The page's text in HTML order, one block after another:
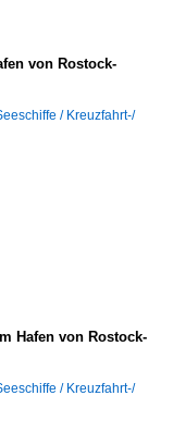
von Rostock-
/ Kreuzfahrt-/
Hafen von Rostock-
/ Kreuzfahrt-/